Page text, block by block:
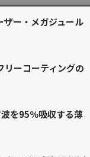
ー・メガジュール
リーコーティングの
を95％吸収する薄